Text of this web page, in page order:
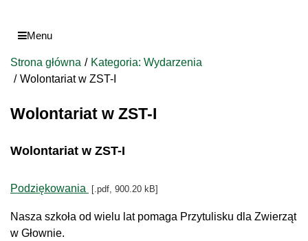
Menu
Strona główna
Kategoria: Wydarzenia
Wolontariat w ZST-I
Wolontariat w ZST-I
Wolontariat w ZST-I
Podziękowania [.pdf, 900.20 kB]
Nasza szkoła od wielu lat pomaga Przytulisku dla Zwierząt
w Głownie.